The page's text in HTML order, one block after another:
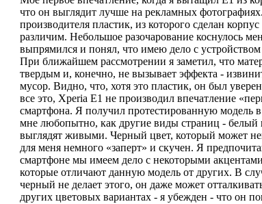
что он выглядит лучше на рекламных
производителя пластик, из которого сделан
различим. Небольшое разочарование коснулось
выпрямился и понял, что имею дело с устройством
При ближайшем рассмотрении я заметил, что
твердым и, конечно, не вызывает эффекта -
мусор. Видно, что, хотя это пластик, он был
все это, Xperia E1 не производил впечатление
смартфона. Я получил протестированную модель
мне любопытно, как другие виды страниц -
выглядят живыми. Черный цвет, который может
для меня немного «заперт» и скучен. Я
смартфоне мы имеем дело с некоторыми
которые отличают данную модель от других. В
черный не делает этого, он даже может
других цветовых вариантах - я убежден - что он